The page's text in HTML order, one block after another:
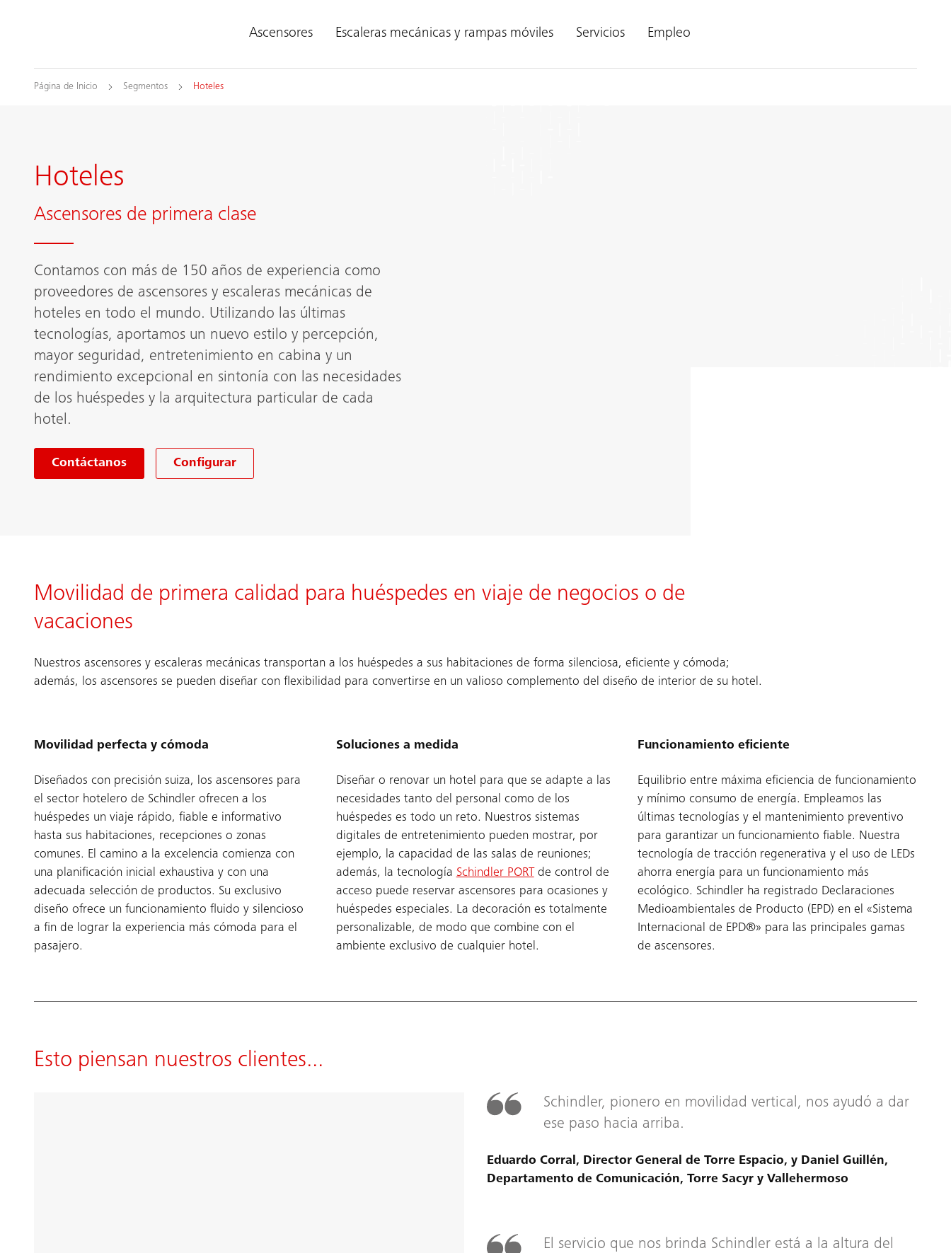
Ascensores Escaleras mecánicas y rampas móviles Servicios Empleo
Página de Inicio Segmentos Hoteles
Hoteles
Ascensores de primera clase
Contamos con más de 150 años de experiencia como
proveedores de ascensores y escaleras mecánicas de
hoteles en todo el mundo. Utilizando las últimas
tecnologías, aportamos un nuevo estilo y percepción,
mayor seguridad, entretenimiento en cabina y un
rendimiento excepcional en sintonía con las necesidades
de los huéspedes y la arquitectura particular de cada
hotel.
Contáctanos Configurar
Movilidad de primera calidad para huéspedes en viaje de negocios o de
vacaciones
Nuestros ascensores y escaleras mecánicas transportan a los huéspedes a sus habitaciones de forma silenciosa, eficiente y cómoda;
además, los ascensores se pueden diseñar con flexibilidad para convertirse en un valioso complemento del diseño de interior de su hotel.
Movilidad perfecta y cómoda
Diseñados con precisión suiza, los ascensores para
el sector hotelero de Schindler ofrecen a los
huéspedes un viaje rápido, fiable e informativo
hasta sus habitaciones, recepciones o zonas
comunes. El camino a la excelencia comienza con
una planificación inicial exhaustiva y con una
adecuada selección de productos. Su exclusivo
diseño ofrece un funcionamiento fluido y silencioso
a fin de lograr la experiencia más cómoda para el
pasajero.
Soluciones a medida
Diseñar o renovar un hotel para que se adapte a las
necesidades tanto del personal como de los
huéspedes es todo un reto. Nuestros sistemas
digitales de entretenimiento pueden mostrar, por
ejemplo, la capacidad de las salas de reuniones;
además, la tecnología Schindler PORT de control de
acceso puede reservar ascensores para ocasiones y
huéspedes especiales. La decoración es totalmente
personalizable, de modo que combine con el
ambiente exclusivo de cualquier hotel.
Funcionamiento eficiente
Equilibrio entre máxima eficiencia de funcionamiento
y mínimo consumo de energía. Empleamos las
últimas tecnologías y el mantenimiento preventivo
para garantizar un funcionamiento fiable. Nuestra
tecnología de tracción regenerativa y el uso de LEDs
ahorra energía para un funcionamiento más
ecológico. Schindler ha registrado Declaraciones
Medioambientales de Producto (EPD) en el «Sistema
Internacional de EPD®» para las principales gamas
de ascensores.
Esto piensan nuestros clientes...
Schindler, pionero en movilidad vertical, nos ayudó a dar
ese paso hacia arriba.
Eduardo Corral, Director General de Torre Espacio, y Daniel Guillén,
Departamento de Comunicación, Torre Sacyr y Vallehermoso
El servicio que nos brinda Schindler está a la altura del